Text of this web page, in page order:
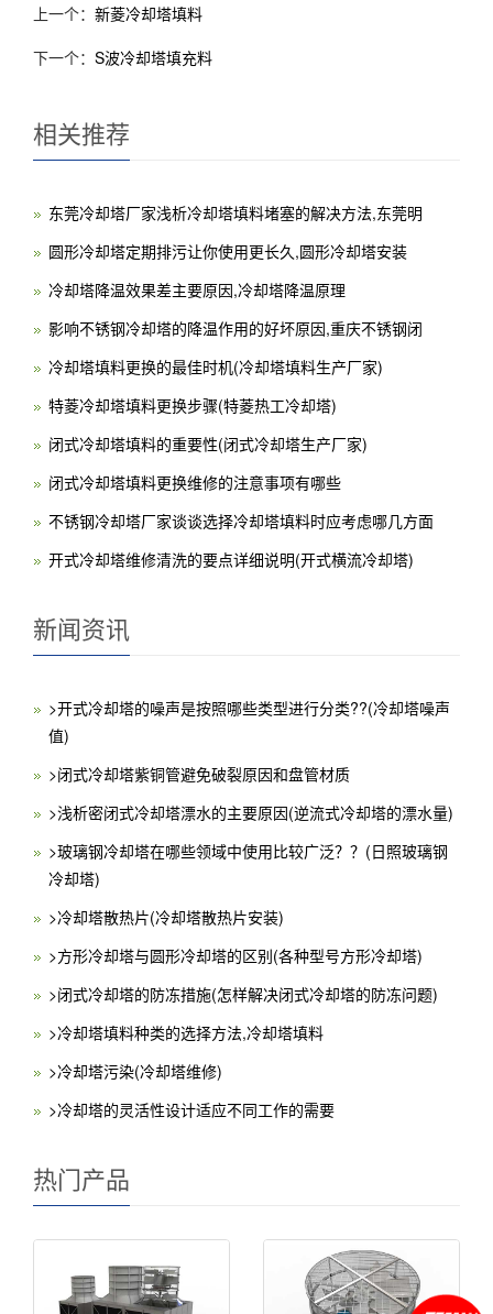
上一个： 新菱冷却塔填料
下一个： S波冷却塔填充料
相关推荐
东莞冷却塔厂家浅析冷却塔填料堵塞的解决方法,东莞明
圆形冷却塔定期排污让你使用更长久,圆形冷却塔安装
冷却塔降温效果差主要原因,冷却塔降温原理
影响不锈钢冷却塔的降温作用的好坏原因,重庆不锈钢闭
冷却塔填料更换的最佳时机(冷却塔填料生产厂家)
特菱冷却塔填料更换步骤(特菱热工冷却塔)
闭式冷却塔填料的重要性(闭式冷却塔生产厂家)
闭式冷却塔填料更换维修的注意事项有哪些
不锈钢冷却塔厂家谈谈选择冷却塔填料时应考虑哪几方面
开式冷却塔维修清洗的要点详细说明(开式横流冷却塔)
新闻资讯
>开式冷却塔的噪声是按照哪些类型进行分类??(冷却塔噪声
值)
>闭式冷却塔紫铜管避免破裂原因和盘管材质
>浅析密闭式冷却塔漂水的主要原因(逆流式冷却塔的漂水量)
>玻璃钢冷却塔在哪些领域中使用比较广泛？？(日照玻璃钢
冷却塔)
>冷却塔散热片(冷却塔散热片安装)
>方形冷却塔与圆形冷却塔的区别(各种型号方形冷却塔)
>闭式冷却塔的防冻措施(怎样解决闭式冷却塔的防冻问题)
>冷却塔填料种类的选择方法,冷却塔填料
>冷却塔污染(冷却塔维修)
>冷却塔的灵活性设计适应不同工作的需要
热门产品